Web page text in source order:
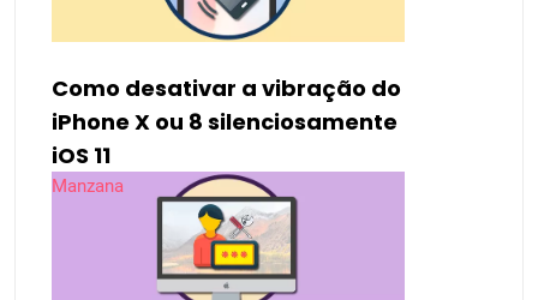
Como desativar a vibração do
iPhone X ou 8 silenciosamente
iOS 11
Manzana